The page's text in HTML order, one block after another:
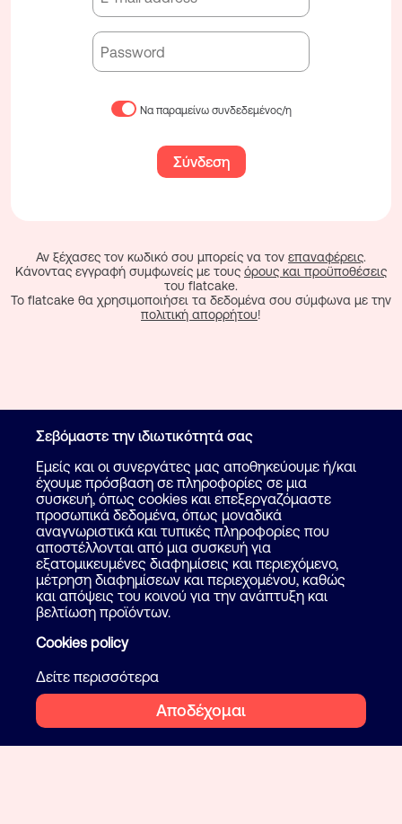
Να παραμείνω συνδεδεμένος/η
Σύνδεση
Αν ξέχασες τον κωδικό σου μπορείς να τον επαναφέρεις.
Κάνοντας εγγραφή συμφωνείς με τους όρους και προϋποθέσεις
του flatcake.
To flatcake θα χρησιμοποιήσει τα δεδομένα σου σύμφωνα με την
πολιτική απορρήτου!
Σεβόμαστε την ιδιωτικότητά σας
Εμείς και οι συνεργάτες μας αποθηκεύουμε ή/και
έχουμε πρόσβαση σε πληροφορίες σε μια
συσκευή, όπως cookies και επεξεργαζόμαστε
προσωπικά δεδομένα, όπως μοναδικά
αναγνωριστικά και τυπικές πληροφορίες που
αποστέλλονται από μια συσκευή για
εξατομικευμένες διαφημίσεις και περιεχόμενο,
μέτρηση διαφημίσεων και περιεχομένου, καθώς
και απόψεις του κοινού για την ανάπτυξη και
βελτίωση προϊόντων.
Cookies policy
Δείτε περισσότερα
Αποδέχομαι